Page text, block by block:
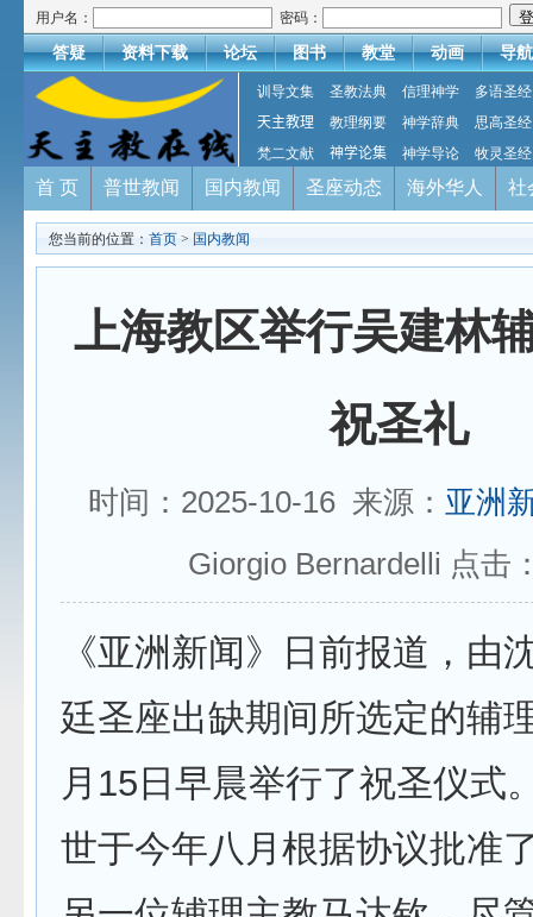
用户名： 密码：
答疑 资料下载 论坛 图书 教堂 动画 导航
训导文集 圣教法典 信理神学
多语圣经
天主教理
教理纲要 神学辞典
思高圣经
梵二文献
神学论集 神学导论 牧灵圣经
首 页 普世教闻 国内教闻 圣座动态 海外华人 社
您当前的位置： 首页 > 国内教闻
上海教区举行吴建林
祝圣礼
时间：2025-10-16 来源： 亚洲
Giorgio Bernardelli 点击
《亚洲新闻》日前报道，由
廷圣座出缺期间所选定的辅
月15日早晨举行了祝圣仪式
世于今年八月根据协议批准